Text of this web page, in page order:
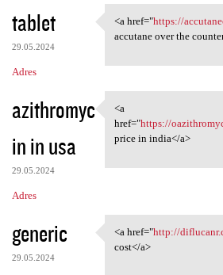
K
o
m
e
n
t
a
r
z
tablet
29.05.2024
Adres
<a href="https://
<a href="https://
accutane over the
azithromyc
in in usa
29.05.2024
Adres
<a href="https:/
<a
href="https://
price in india</a>
generic
29.05.2024
<a href="http://
<a href="http://
cost</a>